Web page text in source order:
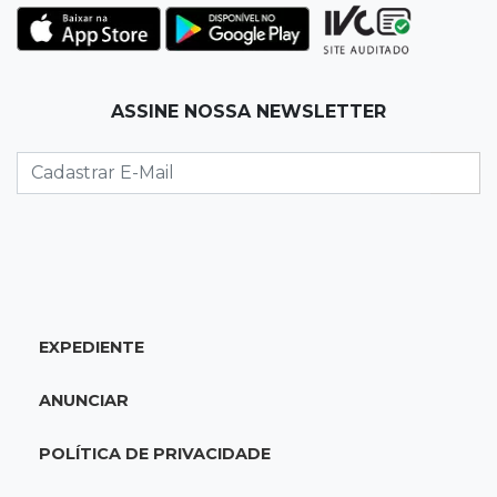
22:00Emagrecedores
MS lidera procura digital por canetas
Granizo danifica telhados e plantações
durante temporal no interior
Vitória goleia Athletico-PR por 4 a 0 e avança
ASSINE NOSSA NEWSLETTER
EXPEDIENTE
ANUNCIAR
POLÍTICA DE PRIVACIDADE